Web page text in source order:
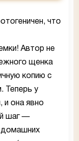
что
Автор не
щенка
копию с
Теперь у
и она явно
шаг —
домашних